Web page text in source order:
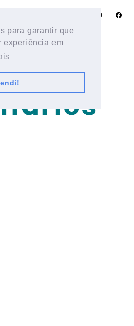
para garantir que
experiência em
para garantir que
experiência em